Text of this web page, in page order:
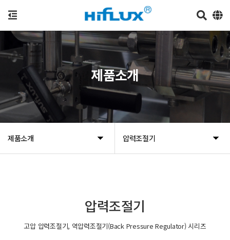
제품소개 압력조절기
제품소개
압력조절기
고압 압력조절기, 역압력조절기(Back Pressure Regulator) 시리즈